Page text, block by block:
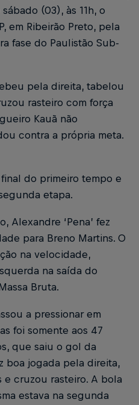
(03), às 11h, o
em Ribeirão Preto, pela
fase do Paulistão Sub-
pela direita, tabelou
rasteiro com força
Kauã não
contra a própria meta.
do primeiro tempo e
etapa.
Alexandre ‘Pena’ fez
para Breno Martins. O
na velocidade,
na saída do
Bruta.
a pressionar em
foi somente aos 47
que saiu o gol da
boa jogada pela direita,
e cruzou rasteiro. A bola
estava na segunda